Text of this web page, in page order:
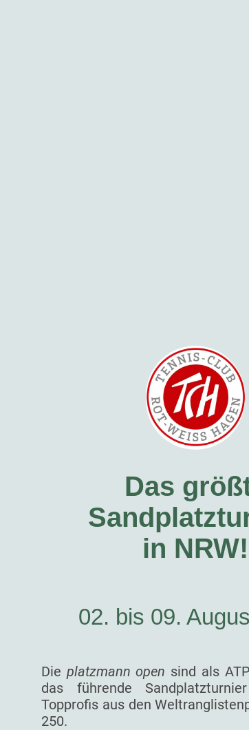
Das
in NRW!
02. bis 09.
Die platzmann open sind als
das führende
Topprofis aus den
250.